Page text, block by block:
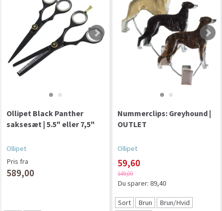
Ollipet Black Panther
saksesæt | 5.5" eller 7,5"
Ollipet
Pris fra
589,00
Nummerclips: Greyhound |
OUTLET
Ollipet
59,60
149,00
Du sparer: 89,40
Sort Brun
Brun/Hvid